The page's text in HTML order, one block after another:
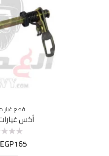
قطع غيار
أكس
التقييمEGP165